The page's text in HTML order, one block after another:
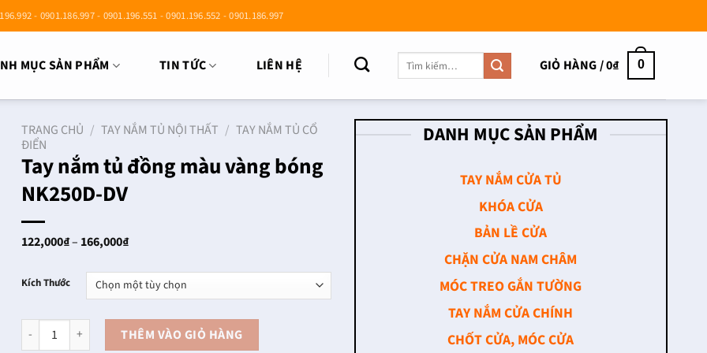
- 0901.186.997 - 0901.196.551 - 0901.196.552 - 0901.186.997
MỤC SẢN PHẨM TIN TỨC LIÊN HỆ
Tìm
kiếm:
GIỎ HÀNG /0₫ 0
TRANG CHỦ / TAY NẮM TỦ NỘI THẤT / TAY NẮM TỦ CỔ
ĐIỂN
Tay nắm tủ đồng màu vàng bóng
NK250D-DV
122,000₫– 166,000₫Khoảng
122,000₫
đến
166,000₫
Kích Thước
Tay nắm tủ đồng màu vàng bóng NK250D-DV số lượng
THÊM VÀO GIỎ HÀNG
DANH MỤC SẢN PHẨM
TAY NẮM CỬA TỦ
KHÓA CỬA
BẢN LỀ CỬA
CHẶN CỬA NAM CHÂM
MÓC TREO GẮN TƯỜNG
TAY NẮM CỬA CHÍNH
CHỐT CỬA, MÓC CỬA